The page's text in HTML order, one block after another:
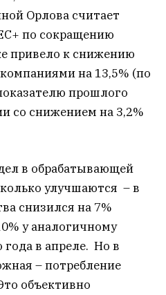
Орлова считает
по сокращению
привело к снижению
на 13,5% (по
прошлого
со снижением на 3,2%
в обрабатывающей
улучшаются – в
снизился на 7%
у аналогичному
в апреле. Но в
– потребление
объективно